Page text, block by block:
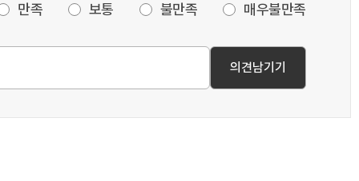
만족 보통 불만족 매우불만족